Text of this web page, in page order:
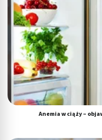
Anemia w ciąży –